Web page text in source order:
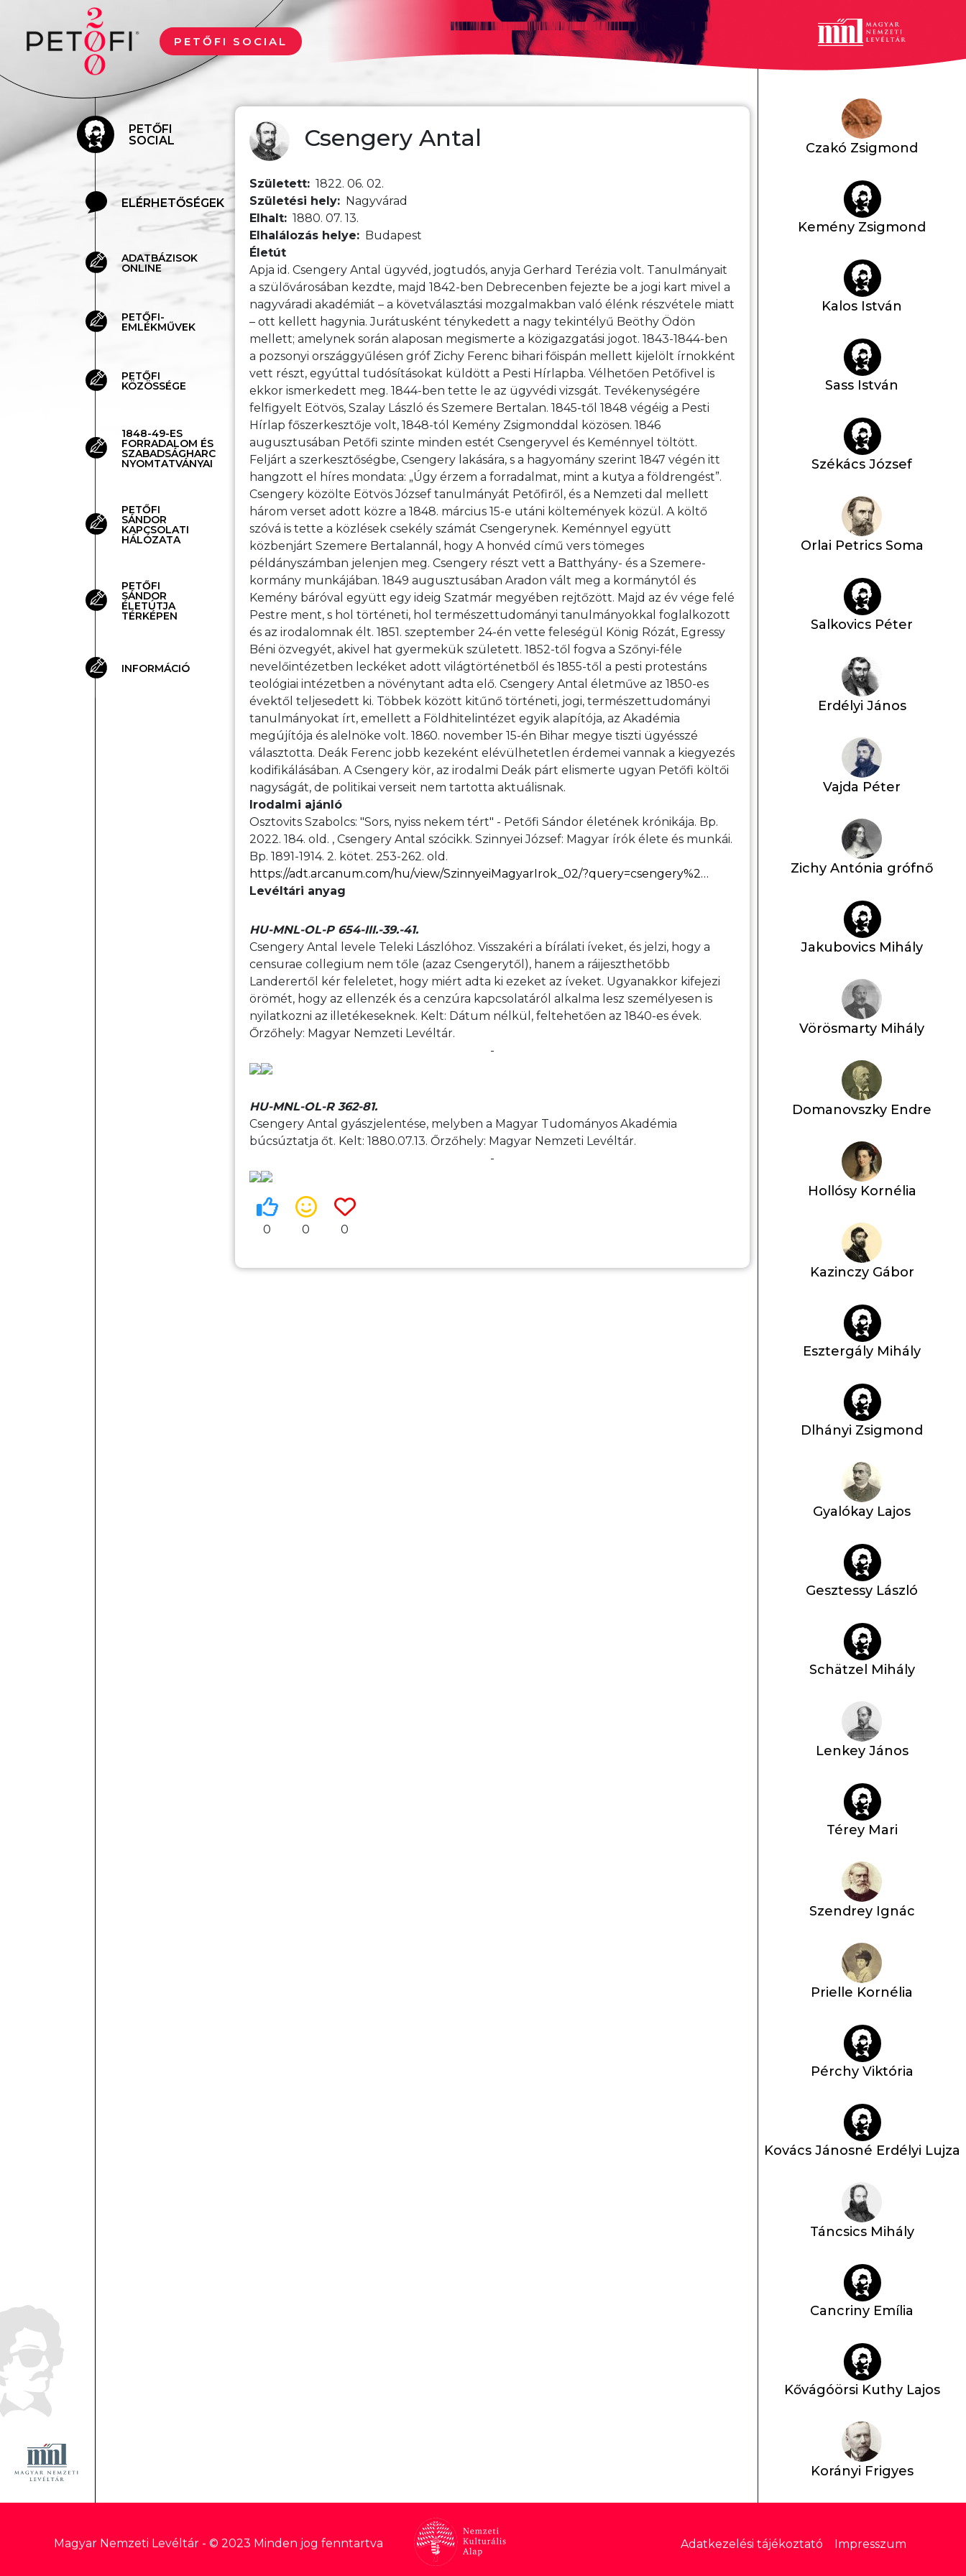
Ugrás a tartalomra
PETŐFI SOCIAL
PETŐFI
SOCIAL
ELÉRHETŐSÉGEK
ADATBÁZISOK
ONLINE
PETŐFI-
EMLÉKMŰVEK
PETŐFI
KÖZÖSSÉGE
1848-49-ES
FORRADALOM ÉS
SZABADSÁGHARC
NYOMTATVÁNYAI
PETŐFI
SÁNDOR
KAPCSOLATI
HÁLÓZATA
PETŐFI
SÁNDOR
ÉLETÚTJA
TÉRKÉPEN
INFORMÁCIÓ
Csengery Antal
Született
1822. 06. 02.
Születési hely
Nagyvárad
Elhalt
1880. 07. 13.
Elhalálozás helye
Budapest
Életút
Apja id. Csengery Antal ügyvéd, jogtudós, anyja Gerhard Terézia volt. Tanulmányait
a szülővárosában kezdte, majd 1842-ben Debrecenben fejezte be a jogi kart mivel a
nagyváradi akadémiát – a követválasztási mozgalmakban való élénk részvétele miatt
– ott kellett hagynia. Jurátusként ténykedett a nagy tekintélyű Beöthy Ödön
mellett; amelynek során alaposan megismerte a közigazgatási jogot. 1843-1844-ben
a pozsonyi országgyűlésen gróf Zichy Ferenc bihari főispán mellett kijelölt írnokként
vett részt, egyúttal tudósításokat küldött a Pesti Hírlapba. Vélhetően Petőfivel is
ekkor ismerkedett meg. 1844-ben tette le az ügyvédi vizsgát. Tevékenységére
felfigyelt Eötvös, Szalay László és Szemere Bertalan. 1845-től 1848 végéig a Pesti
Hírlap főszerkesztője volt, 1848-tól Kemény Zsigmonddal közösen. 1846
augusztusában Petőfi szinte minden estét Csengeryvel és Keménnyel töltött.
Feljárt a szerkesztőségbe, Csengery lakására, s a hagyomány szerint 1847 végén itt
hangzott el híres mondata: „Úgy érzem a forradalmat, mint a kutya a földrengést”.
Csengery közölte Eötvös József tanulmányát Petőfiről, és a Nemzeti dal mellett
három verset adott közre a 1848. március 15-e utáni költemények közül. A költő
szóvá is tette a közlések csekély számát Csengerynek. Keménnyel együtt
közbenjárt Szemere Bertalannál, hogy A honvéd című vers tömeges
példányszámban jelenjen meg. Csengery részt vett a Batthyány- és a Szemere-
kormány munkájában. 1849 augusztusában Aradon vált meg a kormánytól és
Kemény báróval együtt egy ideig Szatmár megyében rejtőzött. Majd az év vége felé
Pestre ment, s hol történeti, hol természettudományi tanulmányokkal foglalkozott
és az irodalomnak élt. 1851. szeptember 24-én vette feleségül König Rózát, Egressy
Béni özvegyét, akivel hat gyermekük született. 1852-től fogva a Szőnyi-féle
nevelőintézetben leckéket adott világtörténetből és 1855-től a pesti protestáns
teológiai intézetben a növénytant adta elő. Csengery Antal életműve az 1850-es
évektől teljesedett ki. Többek között kitűnő történeti, jogi, természettudományi
tanulmányokat írt, emellett a Földhitelintézet egyik alapítója, az Akadémia
megújítója és alelnöke volt. 1860. november 15-én Bihar megye tiszti ügyésszé
választotta. Deák Ferenc jobb kezeként elévülhetetlen érdemei vannak a kiegyezés
kodifikálásában. A Csengery kör, az irodalmi Deák párt elismerte ugyan Petőfi költői
nagyságát, de politikai verseit nem tartotta aktuálisnak.
Irodalmi ajánló
Osztovits Szabolcs: "Sors, nyiss nekem tért" - Petőfi Sándor életének krónikája. Bp.
2022. 184. old. , Csengery Antal szócikk. Szinnyei József: Magyar írók élete és munkái.
Bp. 1891-1914. 2. kötet. 253-262. old.
https://adt.arcanum.com/hu/view/SzinnyeiMagyarIrok_02/?query=csengery%2…
Levéltári anyag
HU-MNL-OL-P 654-III.-39.-41.
Csengery Antal levele Teleki Lászlóhoz. Visszakéri a bírálati íveket, és jelzi, hogy a
censurae collegium nem tőle (azaz Csengerytől), hanem a ráijeszthetőbb
Landerertől kér feleletet, hogy miért adta ki ezeket az íveket. Ugyanakkor kifejezi
örömét, hogy az ellenzék és a cenzúra kapcsolatáról alkalma lesz személyesen is
nyilatkozni az illetékeseknek. Kelt: Dátum nélkül, feltehetően az 1840-es évek.
Őrzőhely: Magyar Nemzeti Levéltár.
-
HU-MNL-OL-R 362-81.
Csengery Antal gyászjelentése, melyben a Magyar Tudományos Akadémia
búcsúztatja őt. Kelt: 1880.07.13. Őrzőhely: Magyar Nemzeti Levéltár.
-
0 0 0
Czakó Zsigmond
Kemény Zsigmond
Kalos István
Sass István
Székács József
Orlai Petrics Soma
Salkovics Péter
Erdélyi János
Vajda Péter
Zichy Antónia grófnő
Jakubovics Mihály
Vörösmarty Mihály
Domanovszky Endre
Hollósy Kornélia
Kazinczy Gábor
Esztergály Mihály
Dlhányi Zsigmond
Gyalókay Lajos
Gesztessy László
Schätzel Mihály
Lenkey János
Térey Mari
Szendrey Ignác
Prielle Kornélia
Pérchy Viktória
Kovács Jánosné Erdélyi Lujza
Táncsics Mihály
Cancriny Emília
Kővágóörsi Kuthy Lajos
Korányi Frigyes
Magyar Nemzeti Levéltár - © 2023 Minden jog fenntartva Lábléc
Adatkezelési tájékoztató Impresszum